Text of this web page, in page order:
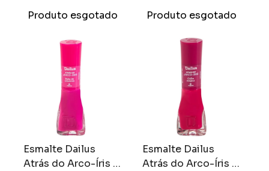
Produto esgotado Produto esgotado
Esmalte Dailus
Atrás do Arco-Íris 8
Esmalte Dailus
Atrás do Arco-Íris 8